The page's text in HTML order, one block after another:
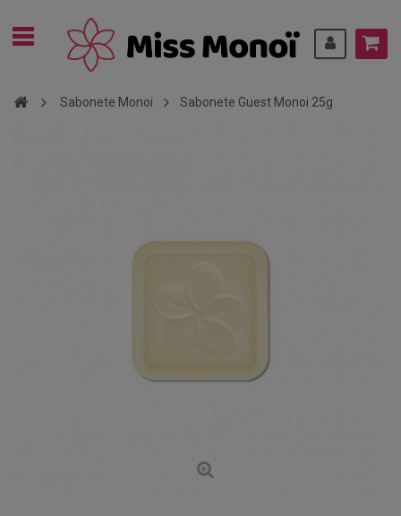
Sabonete Monoi Sabonete Guest Monoi 25g